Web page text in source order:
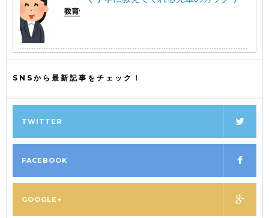
SNSから最新記事をチェック！
TWITTER
FACEBOOK
GOOGLE+